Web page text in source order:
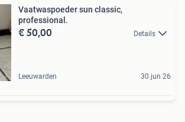
Vaatwaspoeder sun classic,
professional.
€ 50,00 Details
Leeuwarden 30 jun 26